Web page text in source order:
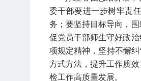
委干部要进一步树牢责
务；要坚持目标导向，
促党员干部师生守好政
项规定精神，坚持不懈
方式方法，提升工作质
检工作高质量发展。